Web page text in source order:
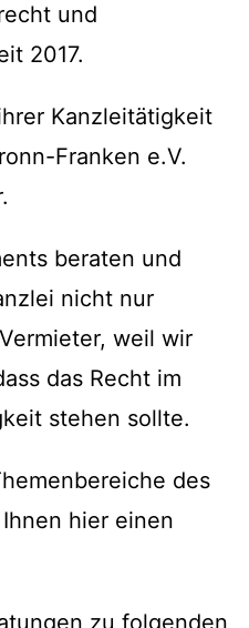
und
2017.
Kanzleitätigkeit
Franken e.V.
beraten und
nicht nur
weil wir
das Recht im
stehen sollte.
des
hier einen
zu folgenden